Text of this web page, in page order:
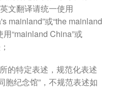
文翻译请统一使用
mainland”或“the mainland
“mainland China”或
的特定表述，规范化表述
胞纪念馆”，不规范表述如